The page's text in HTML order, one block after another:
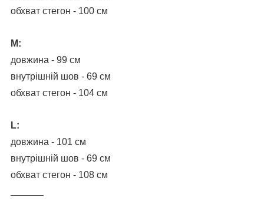
обхват стегон - 100 см
M:
довжина - 99 см
внутрішній шов - 69 см
обхват стегон - 104 см
L:
довжина - 101 см
внутрішній шов - 69 см
обхват стегон - 108 см